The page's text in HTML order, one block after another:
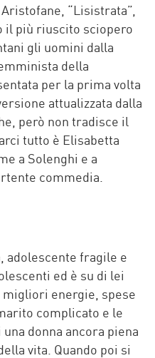
“Lisistrata”,
il più riuscito sciopero
gli uomini dalla
della
per la prima volta
attualizzata dalla
però non tradisce il
tutto è Elisabetta
a Solenghi e a
commedia.
adolescente fragile e
ed è su di lei
migliori energie, spese
complicato e le
donna ancora piena
vita. Quando poi si